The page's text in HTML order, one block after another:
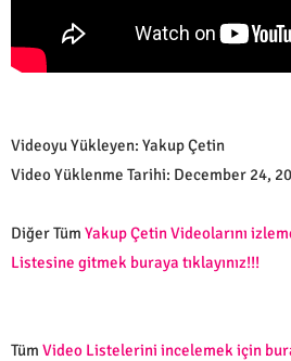
Videoyu Yükleyen: Yakup Çetin
Video Yüklenme Tarihi: December 24,
Diğer Tüm Yakup Çetin Videolarını
Listesine gitmek buraya tıklayınız!!!
Tüm Video Listelerini incelemek için